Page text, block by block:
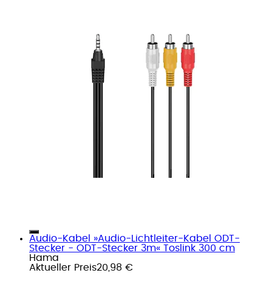
Audio-Kabel »Audio-Lichtleiter-Kabel ODT-
Stecker - ODT-Stecker 3m« Toslink 300 cm
Hama
Aktueller Preis20,98 €